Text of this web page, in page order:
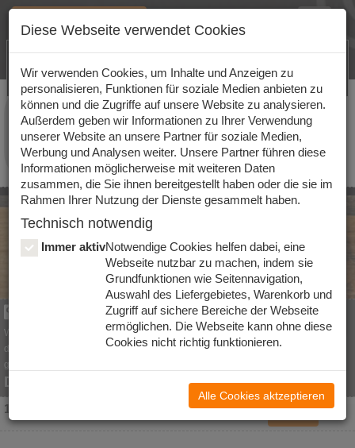
Jetzt unsere App herunterladen!
Lieferung Selbstabholung
Wir haben aktuell geschlossen
Du kannst aber vorbestellen
Uhrzeitund Liefergebiet
Bitte wähle deine gewünschte Uhrzeit
Gib deine Postleitzahl ein und wir leiten dich
automatisch in die richtige Filiale.
Auswählen
Diese Webseite verwendet Cookies
Wir verwenden Cookies, um Inhalte und Anzeigen zu
personalisieren, Funktionen für soziale Medien anbieten zu
können und die Zugriffe auf unsere Website zu analysieren.
Außerdem geben wir Informationen zu Ihrer Verwendung
unserer Website an unsere Partner für soziale Medien,
Werbung und Analysen weiter. Unsere Partner führen diese
Informationen möglicherweise mit weiteren Daten
zusammen, die Sie ihnen bereitgestellt haben oder die sie im
Rahmen Ihrer Nutzung der Dienste gesammelt haben.
Technisch notwendig
Immer aktivNotwendige Cookies helfen dabei, eine
Webseite nutzbar zu machen, indem sie
Grundfunktionen wie Seitennavigation,
Auswahl des Liefergebietes, Warenkorb und
Zugriff auf sichere Bereiche der Webseite
ermöglichen. Die Webseite kann ohne diese
Cookies nicht richtig funktionieren.
Alle Cookies aktzeptieren
Shop
Mix
Your
Own
Bowl
Mix
Your
Own
Rolls
Avocado
Brot
Special
Rolls
Unsere
Bowls
Mix Your Own Bowl
Wähle 1 oder 2 Basen aus
dazu 4 Wunsch-Toppings und ein Dressing deiner Wahl
gegen Aufpreis weitere Toppings oder Dips erhältlich
Du erhältst 10,00 % Rabatt.
1) Bowl